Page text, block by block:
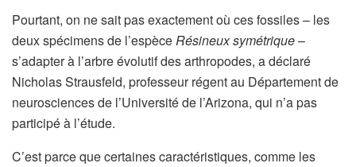
Pourtant, on ne sait pas exactement où ces fossiles – les
deux spécimens de l’espèceRésineux symétrique–
s’adapter à l’arbre évolutif des arthropodes, a déclaré
Nicholas Strausfeld, professeur régent au Département de
neurosciences de l’Université de l’Arizona, qui n’a pas
participé à l’étude.
C’est parce que certaines caractéristiques, comme les